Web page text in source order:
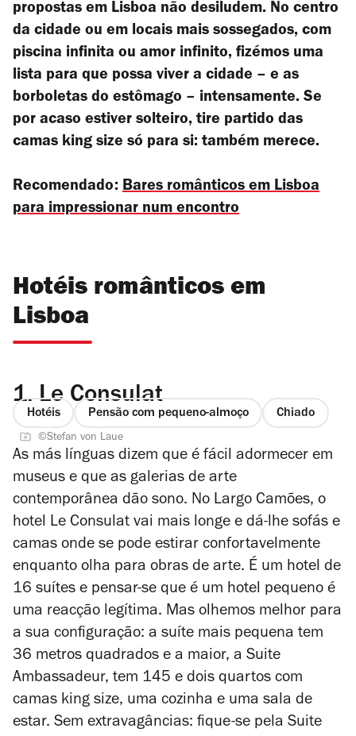
propostas em Lisboa não desiludem. No centro
da cidade ou em locais mais sossegados, com
piscina infinita ou amor infinito, fizémos uma
lista para que possa viver a cidade – e as
borboletas do estômago – intensamente. Se
por acaso estiver solteiro, tire partido das
camas king size só para si: também merece.
Recomendado: Bares românticos em Lisboa
para impressionar num encontro
Hotéis românticos em
Lisboa
1. Le Consulat
Hotéis Pensão com pequeno-almoço Chiado
©Stefan von Laue
As más línguas dizem que é fácil adormecer em
museus e que as galerias de arte
contemporânea dão sono. No Largo Camões, o
hotel Le Consulat vai mais longe e dá-lhe sofás e
camas onde se pode estirar confortavelmente
enquanto olha para obras de arte. É um hotel de
16 suítes e pensar-se que é um hotel pequeno é
uma reacção legítima. Mas olhemos melhor para
a sua configuração: a suíte mais pequena tem
36 metros quadrados e a maior, a Suite
Ambassadeur, tem 145 e dois quartos com
camas king size, uma cozinha e uma sala de
estar. Sem extravagâncias: fique-se pela Suite